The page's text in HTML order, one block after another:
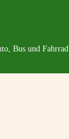
Bus und Fahrrad